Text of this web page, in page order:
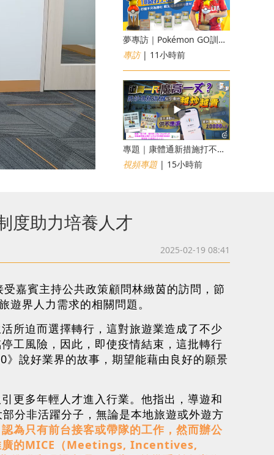
夢專訪｜Pokémon GO訓練員「蝦皮」16歲打上世界第一！戰友成最強後盾
專訪| 11小時前
專題｜康體通新措施打不倒黃牛？室內運動場一場難求越炒越貴
視頻專題| 15小時前
度助力培養人才
2025-02-19 08:41
嘉賓主持公共政策顧問林緻茵的訪問，節
界人力需求的相關問題。
所迫而選擇轉行，這對旅遊業造成了不少
工風險，因此，即使疫情結束，這批轉行
說好業界的故事，期望能藉由良好的願景
更多年輕人才進入行業。他指出，導遊和
分非活躍分子，無論是本地旅遊或外遊方
為只有前台接客或帶隊的工作，然而辦公
廣的MICE（Meetings, Incentives,